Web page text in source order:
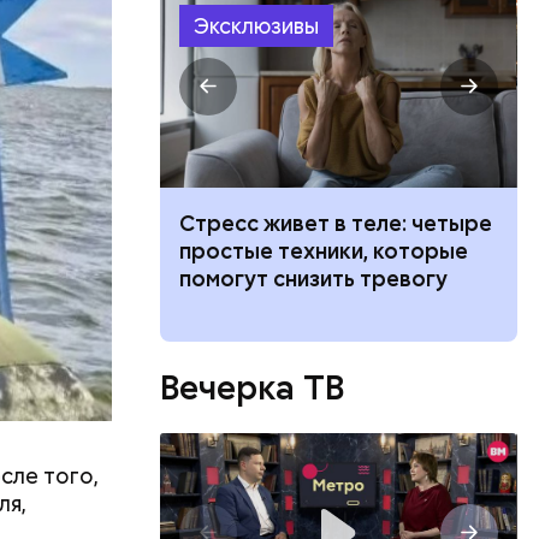
того,
Эти
Эксклюзивы
для
в Москве
Стресс живет в теле: четыре
простые техники, которые
помогут снизить тревогу
Вечерка ТВ